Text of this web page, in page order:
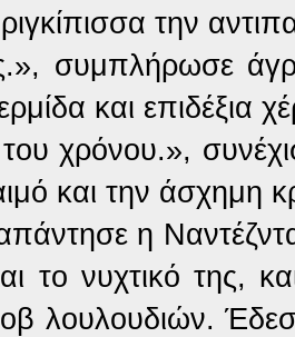
την
συμπλήρωσε
και επιδέξια
χρόνου.»,
και την άσχημη
η
το νυχτικό της,
λουλουδιών.